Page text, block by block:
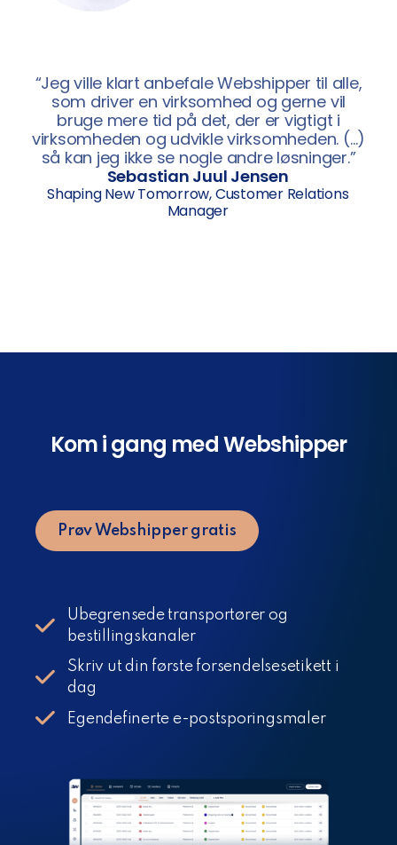
“Jeg ville klart anbefale Webshipper til alle,
som driver en virksomhed og gerne vil
bruge mere tid på det, der er vigtigt i
virksomheden og udvikle virksomheden. (…)
så kan jeg ikke se nogle andre løsninger.”
Sebastian Juul Jensen
Shaping New Tomorrow, Customer Relations
Manager
Kom i gang med Webshipper
Prøv Webshipper gratis
Ubegrensede transportører og
bestillingskanaler
Skriv ut din første forsendelsesetikett i
dag
Egendefinerte e-postsporingsmaler